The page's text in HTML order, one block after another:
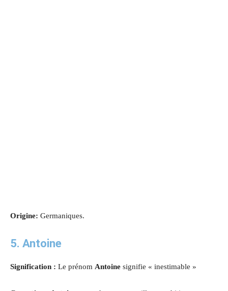
Origine: Germaniques.
5. Antoine
Signification : Le prénom Antoine signifie « inestimable »